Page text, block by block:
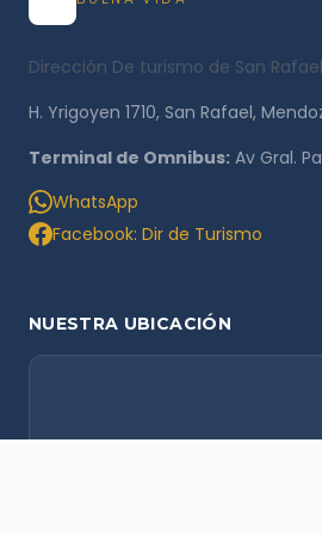
Dirección De turismo de San Rafael
H. Yrigoyen 1710, San Rafael,
Terminal de Omnibus: Av Gral.
WhatsApp
Facebook: Dir de Turismo
NUESTRA UBICACIÓN